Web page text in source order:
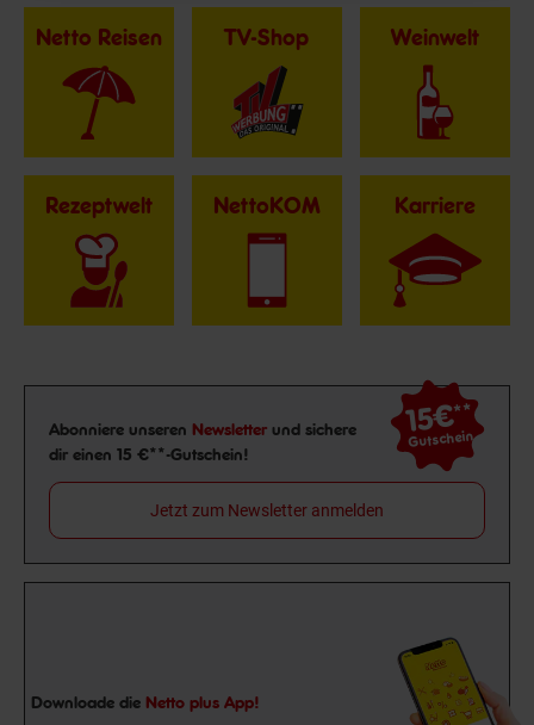
Netto Reisen TV-Shop Weinwelt
Rezeptwelt NettoKOM Karriere
Newsletter Anmeldung
Abonniere unseren Newsletter und sichere
dir einen 15 €**-Gutschein!
15€**
Gutschein
Jetzt zum Newsletter anmelden
Downloade die Netto plus App!